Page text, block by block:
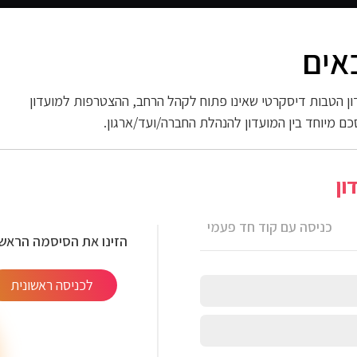
החשמל
הטבות דיסקרטי שאינו פתוח לקהל הרחב, ההצטרפות למועדון
מיוחד בין המועדון להנהלת החברה/ועד/ארגון.
כניסה עם קוד חד פעמי
הזינו את הסיסמה
לכניסה ראשונית